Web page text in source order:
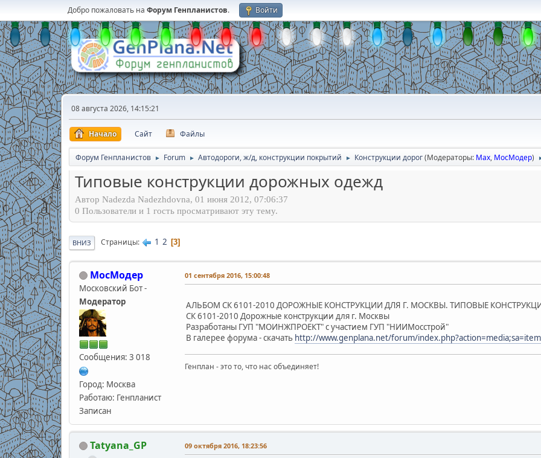
Добро пожаловать на Форум Генпланистов. Войти
08 августа 2026, 14:15:21
Начало Сайт Файлы
Форум Генпланистов ► Forum ► Автодороги, ж/д, конструкции покрытий ► Конструкции дорог(Модераторы: Max, МосМодер)
Типовые конструкции дорожных одежд
Автор Nadezda Nadezhdovna, 01 июня 2012, 07:06:37
0 Пользователи и 1 гость просматривают эту тему.
ВНИЗ Страницы 1 2 3
МосМодер
Московский Бот -
Модератор
Сообщения: 3 018
Город: Москва
Работаю: Генпланист
Записан
01 сентября 2016, 15:00:48
АЛЬБОМ СК 6101-2010 ДОРОЖНЫЕ КОНСТРУКЦИИ ДЛЯ Г. МОСКВЫ. ТИПОВЫЕ
СК 6101-2010 Дорожные конструкции для г. Москвы
Разработаны ГУП "МОИНЖПРОЕКТ" с участием ГУП "НИИМосстрой"
В галерее форума - скачать http://www.genplana.net/forum/
Генплан - это то, что нас объединяет!
Tatyana_GP 09 октября 2016, 18:23:56